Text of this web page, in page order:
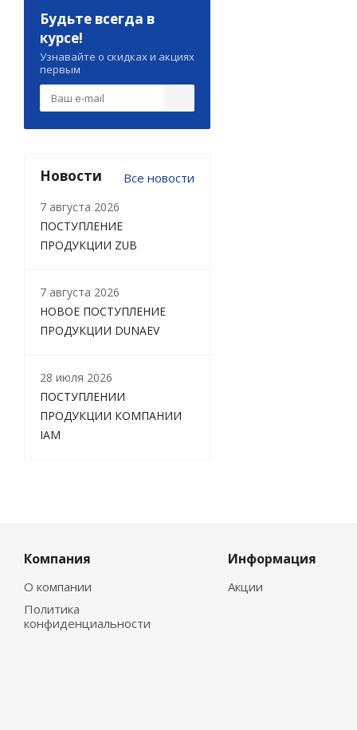
Будьте всегда в
курсе!
Узнавайте о скидках и акциях
первым
Новости Все новости
7 августа 2026
ПОСТУПЛЕНИЕ
ПРОДУКЦИИ ZUB
7 августа 2026
НОВОЕ ПОСТУПЛЕНИЕ
ПРОДУКЦИИ DUNAEV
28 июля 2026
ПОСТУПЛЕНИИ
ПРОДУКЦИИ КОМПАНИИ
IAM
Компания
О компании
Политика
конфиденциальности
Информация
Акции